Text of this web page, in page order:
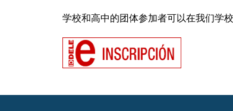
学校和高中的团体参加者可以在我们学